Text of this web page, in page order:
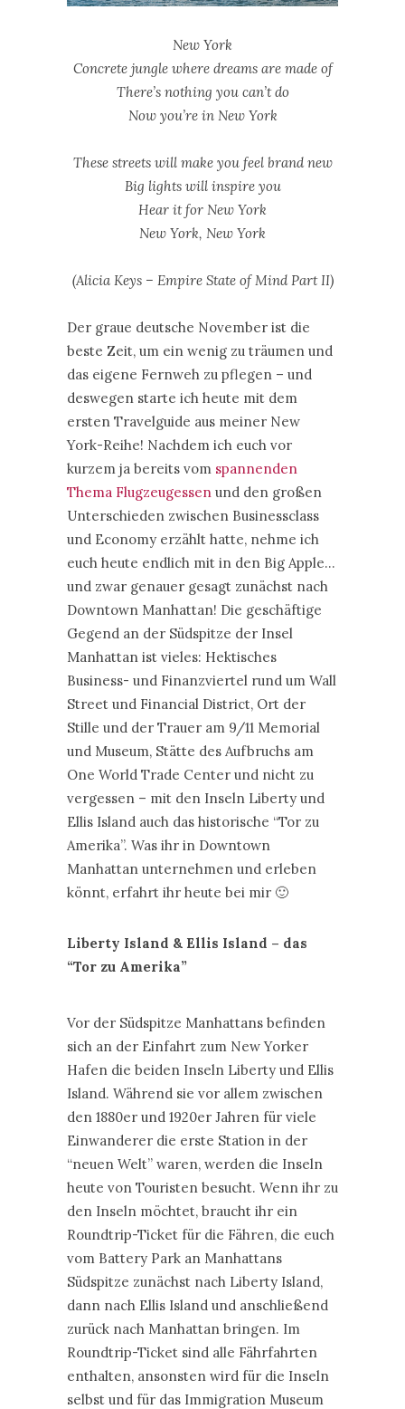
New York
Concrete jungle where dreams are made of
There’s nothing you can’t do
Now you’re in New York
These streets will make you feel brand new
Big lights will inspire you
Hear it for New York
New York, New York
(Alicia Keys – Empire State of Mind Part II)
Der graue deutsche November ist die
beste Zeit, um ein wenig zu träumen und
das eigene Fernweh zu pflegen – und
deswegen starte ich heute mit dem
ersten Travelguide aus meiner New
York-Reihe! Nachdem ich euch vor
kurzem ja bereits vom spannenden
Thema Flugzeugessen und den großen
Unterschieden zwischen Businessclass
und Economy erzählt hatte, nehme ich
euch heute endlich mit in den Big Apple…
und zwar genauer gesagt zunächst nach
Downtown Manhattan! Die geschäftige
Gegend an der Südspitze der Insel
Manhattan ist vieles: Hektisches
Business- und Finanzviertel rund um Wall
Street und Financial District, Ort der
Stille und der Trauer am 9/11 Memorial
und Museum, Stätte des Aufbruchs am
One World Trade Center und nicht zu
vergessen – mit den Inseln Liberty und
Ellis Island auch das historische “Tor zu
Amerika”. Was ihr in Downtown
Manhattan unternehmen und erleben
könnt, erfahrt ihr heute bei mir 🙂
Liberty Island & Ellis Island – das
“Tor zu Amerika”
Vor der Südspitze Manhattans befinden
sich an der Einfahrt zum New Yorker
Hafen die beiden Inseln Liberty und Ellis
Island. Während sie vor allem zwischen
den 1880er und 1920er Jahren für viele
Einwanderer die erste Station in der
“neuen Welt” waren, werden die Inseln
heute von Touristen besucht. Wenn ihr zu
den Inseln möchtet, braucht ihr ein
Roundtrip-Ticket für die Fähren, die euch
vom Battery Park an Manhattans
Südspitze zunächst nach Liberty Island,
dann nach Ellis Island und anschließend
zurück nach Manhattan bringen. Im
Roundtrip-Ticket sind alle Fährfahrten
enthalten, ansonsten wird für die Inseln
selbst und für das Immigration Museum